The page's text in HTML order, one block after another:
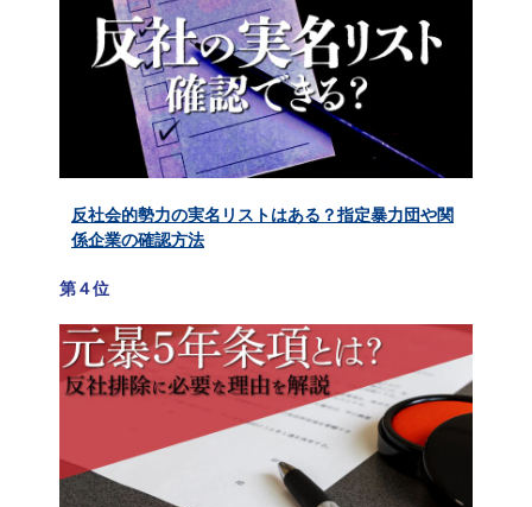
反社会的勢力の実名リストはある？指定暴力団や関
係企業の確認方法
第４位